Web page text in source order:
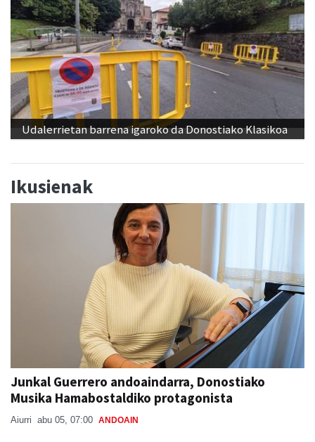
Udalerrietan barrena igaroko da Donostiako Klasikoa
Junkal Guerrero andoaindarra, Donostiako
Musika Hamabostaldiko protagonista
Aiurri abu 05, 07:00